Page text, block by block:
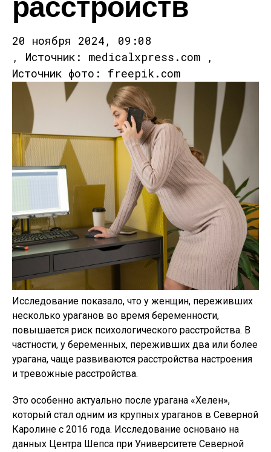
20 ноября 2024, 09:08
, Источник: medicalxpress.com ,
Источник фото: freepik.com
Исследование показало, что у женщин, переживших
несколько ураганов во время беременности,
повышается риск психологического расстройства. В
частности, у беременных, переживших два или более
урагана, чаще развиваются расстройства настроения
и тревожные расстройства.
Это особенно актуально после урагана «Хелен»,
который стал одним из крупных ураганов в Северной
Каролине с 2016 года. Исследование основано на
данных Центра Шепса при Университете Северной